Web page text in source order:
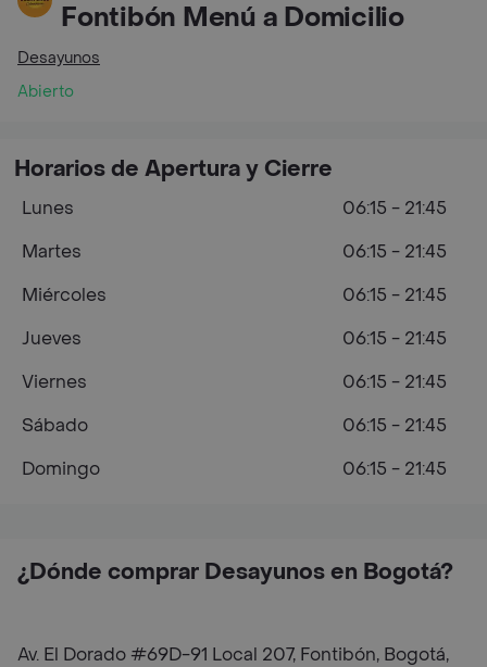
Fontibón Menú a Domicilio
Desayunos
Abierto
¿Dónde comprar Desayunos en Bogotá?
Av. El Dorado #69D-91 Local 207, Fontibón, Bogotá,
Horarios de Apertura y Cierre
Lunes
06:15 - 21:45
Martes
06:15 - 21:45
Miércoles
06:15 - 21:45
Jueves
06:15 - 21:45
Viernes
06:15 - 21:45
Sábado
06:15 - 21:45
Domingo
06:15 - 21:45